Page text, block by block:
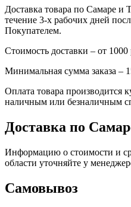
Доставка товара по Самаре и
течение 3-х рабочих дней
Покупателем.
Стоимость доставки – от 1000
Минимальная сумма заказа –
Оплата товара производится
наличным или безналичным
Доставка по
Информацию о стоимости и
области уточняйте у
Самовывоз